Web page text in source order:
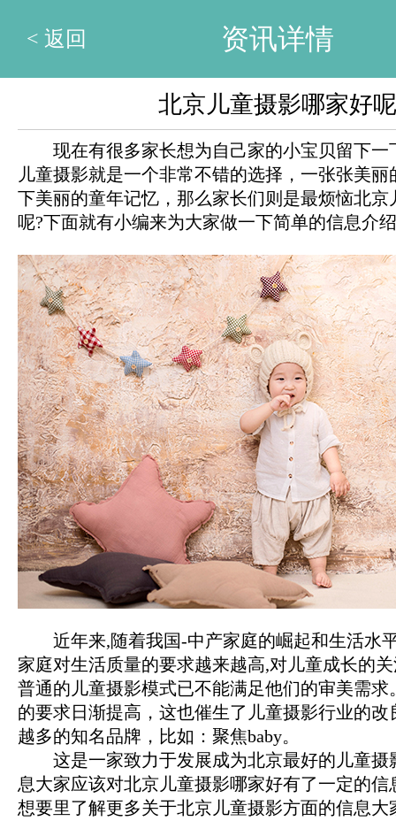
< 返回 资讯详情
北京儿童摄影哪家好
现在有很多家长想为自己家的小宝贝留下一
儿童摄影就是一个非常不错的选择，一张张美
下美丽的童年记忆，那么家长们则是最烦恼北京
呢?下面就有小编来为大家做一下简单的信息介
近年来,随着我国-中产家庭的崛起和生活水
家庭对生活质量的要求越来越高,对儿童成长的
普通的儿童摄影模式已不能满足他们的审美需求
的要求日渐提高，这也催生了儿童摄影行业的
越多的知名品牌，比如：聚焦baby。
这是一家致力于发展成为北京最好的儿童摄
息大家应该对北京儿童摄影哪家好有了一定的
想要里了解更多关于北京儿童摄影方面的信息大